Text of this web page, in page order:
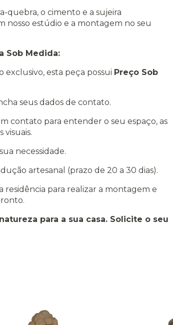
quebra, o cimento e a sujeira
nosso estúdio e a montagem no seu
Sob Medida:
esta peça possui Preço Sob
seus dados de contato.
contato para entender o seu espaço, as
visuais.
necessidade.
artesanal (prazo de 20 a 30 dias).
residência para realizar a montagem e
para a sua casa. Solicite o seu